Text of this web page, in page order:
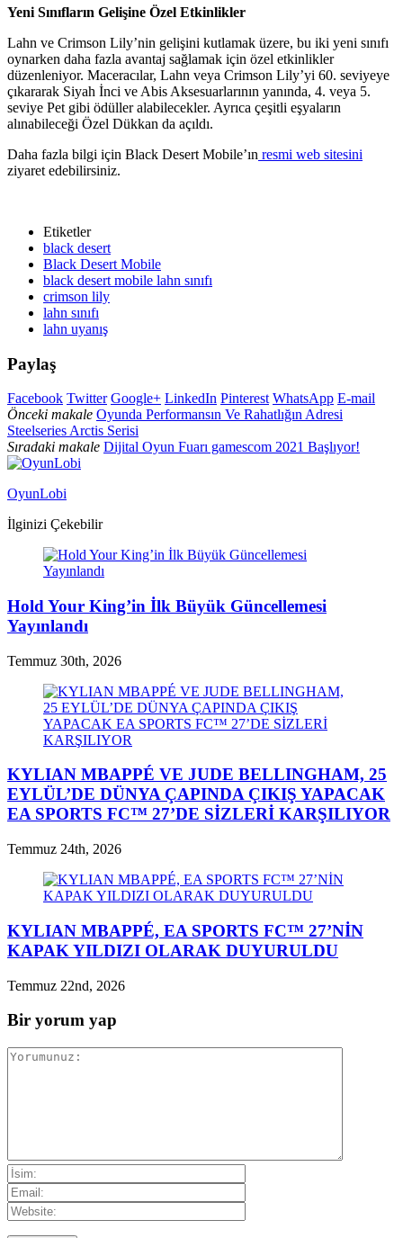
Yeni Sınıfların Gelişine Özel Etkinlikler
Lahn ve Crimson Lily’nin gelişini kutlamak üzere, bu iki yeni sınıfı
oynarken daha fazla avantaj sağlamak için özel etkinlikler
düzenleniyor. Maceracılar, Lahn veya Crimson Lily’yi 60. seviyeye
çıkararak Siyah İnci ve Abis Aksesuarlarının yanında, 4. veya 5.
seviye Pet gibi ödüller alabilecekler. Ayrıca çeşitli eşyaların
alınabileceği Özel Dükkan da açıldı.
Daha fazla bilgi için Black Desert Mobile’ın resmi web sitesini
ziyaret edebilirsiniz.
Etiketler
black desert
Black Desert Mobile
black desert mobile lahn sınıfı
crimson lily
lahn sınıfı
lahn uyanış
Paylaş
Facebook Twitter Google+ LinkedIn Pinterest WhatsApp E-mail
Önceki makale Oyunda Performansın Ve Rahatlığın Adresi
Steelseries Arctis Serisi
Sıradaki makale Dijital Oyun Fuarı gamescom 2021 Başlıyor!
OyunLobi
İlginizi Çekebilir
Hold Your King’in İlk Büyük Güncellemesi
Yayınlandı
Temmuz 30th, 2026
KYLIAN MBAPPÉ VE JUDE BELLINGHAM, 25
EYLÜL’DE DÜNYA ÇAPINDA ÇIKIŞ YAPACAK
EA SPORTS FC™ 27’DE SİZLERİ KARŞILIYOR
Temmuz 24th, 2026
KYLIAN MBAPPÉ, EA SPORTS FC™ 27’NİN
KAPAK YILDIZI OLARAK DUYURULDU
Temmuz 22nd, 2026
Bir yorum yap